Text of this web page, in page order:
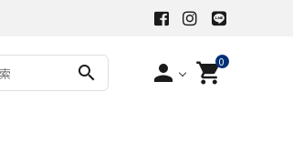
search person 0
shopping_cart